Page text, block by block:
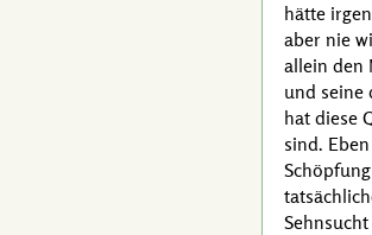
hätte
aber nie
allein den
und seine
hat diese
sind.
Schöpfung